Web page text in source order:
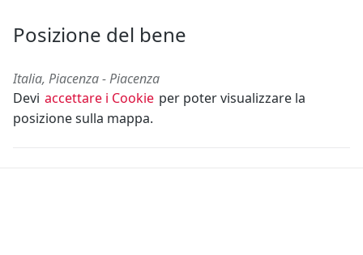
Posizione del bene
Italia, Piacenza - Piacenza
Devi accettare i Cookie per poter visualizzare la
posizione sulla mappa.